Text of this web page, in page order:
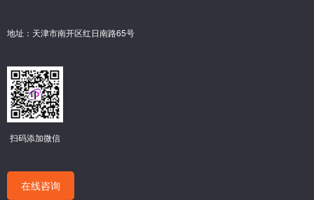
地址：天津市南开区红日南路65号
扫码添加微信
在线咨询